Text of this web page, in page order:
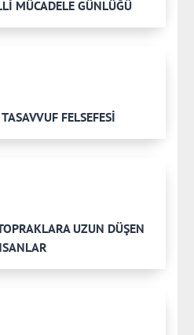
MÜCADELE GÜNLÜĞÜ
FELSEFESİ
UZUN DÜŞEN